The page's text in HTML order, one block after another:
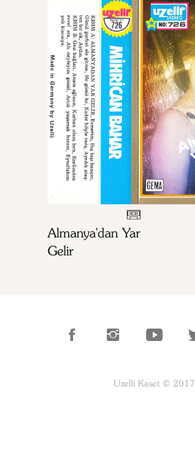
Almanya'dan Yar
Gelir
Uzelli Kaset © 2017